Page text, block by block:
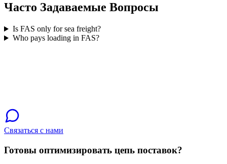
Часто Задаваемые Вопросы
Is FAS only for sea freight?
Who pays loading in FAS?
Связаться с нами
Готовы оптимизировать цепь поставок?